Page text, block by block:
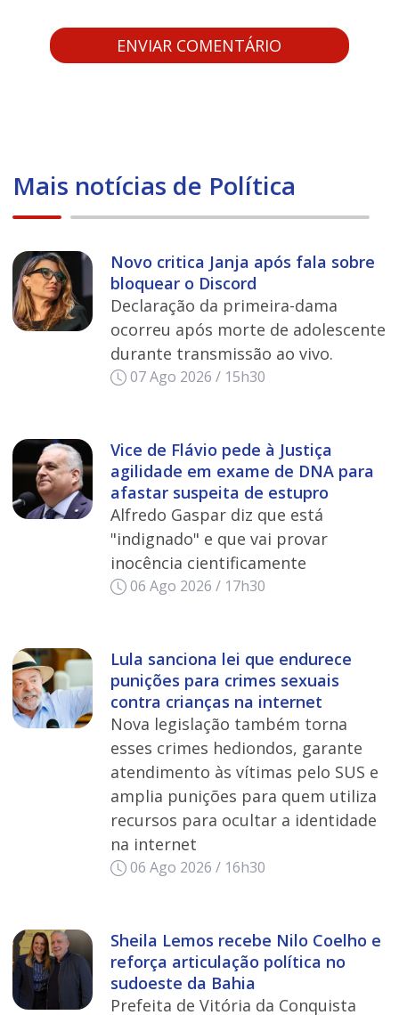
Mais notícias de Política
Novo critica Janja após fala sobre
bloquear o Discord
Declaração da primeira-dama
ocorreu após morte de adolescente
durante transmissão ao vivo.
07 Ago 2026 / 15h30
Vice de Flávio pede à Justiça
agilidade em exame de DNA para
afastar suspeita de estupro
Alfredo Gaspar diz que está
"indignado" e que vai provar
inocência cientificamente
06 Ago 2026 / 17h30
Lula sanciona lei que endurece
punições para crimes sexuais
contra crianças na internet
Nova legislação também torna
esses crimes hediondos, garante
atendimento às vítimas pelo SUS e
amplia punições para quem utiliza
recursos para ocultar a identidade
na internet
06 Ago 2026 / 16h30
Sheila Lemos recebe Nilo Coelho e
reforça articulação política no
sudoeste da Bahia
Prefeita de Vitória da Conquista